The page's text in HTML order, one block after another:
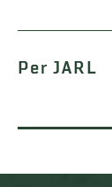
Per JARL